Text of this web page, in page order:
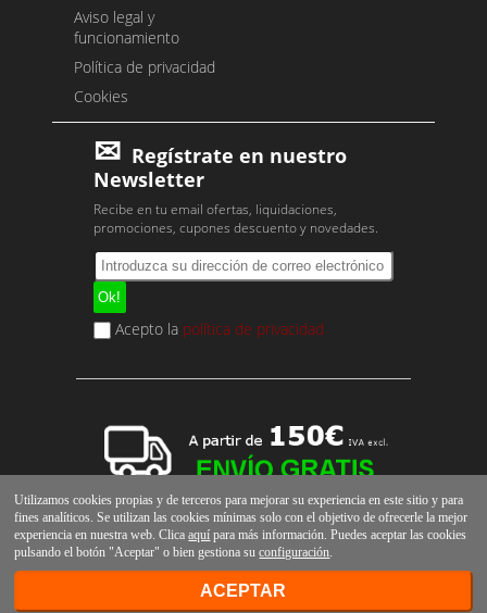
Aviso legal y
funcionamiento
Política de privacidad
Cookies
Regístrate en nuestro
Newsletter
Recibe en tu email ofertas, liquidaciones,
promociones, cupones descuento y novedades.
Acepto la política de privacidad
Utilizamos cookies propias y de terceros para mejorar su experiencia en este sitio y para
fines analíticos. Se utilizan las cookies mínimas solo con el objetivo de ofrecerle la mejor
experiencia en nuestra web. Clicaaquí para más información. Puedes aceptar las cookies
pulsando el botón "Aceptar" o bien gestiona suconfiguración.
ACEPTAR